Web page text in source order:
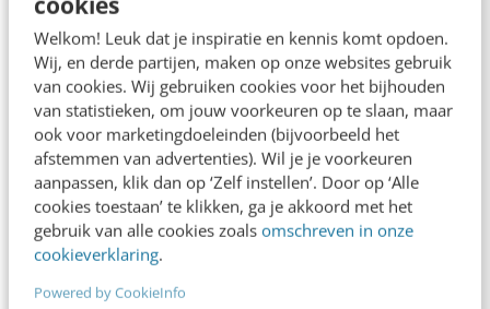
Welkom! Leuk dat je inspiratie en kennis komt opdoen.
Wij, en derde partijen, maken op onze websites gebruik
van cookies. Wij gebruiken cookies voor het bijhouden
van statistieken, om jouw voorkeuren op te slaan, maar
ook voor marketingdoeleinden (bijvoorbeeld het
afstemmen van advertenties). Wil je je voorkeuren
aanpassen, klik dan op ‘Zelf instellen’. Door op ‘Alle
cookies toestaan’ te klikken, ga je akkoord met het
gebruik van alle cookies zoals omschreven in onze
cookieverklaring.
Powered by CookieInfo
Anderen lezen ook
Reflecteer met AI: 5 vragen die je een betere
marketeer maken
3 min Kim Pot
Je merk opleveren? Waarom een PDF niet
meer genoeg is
5 min·Danny Verroen